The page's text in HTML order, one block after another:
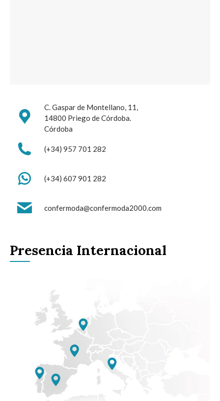
C. Gaspar de Montellano, 11,
14800 Priego de Córdoba.
Córdoba
(+34) 957 701 282
(+34) 607 901 282
confermoda@confermoda2000.com
Presencia Internacional